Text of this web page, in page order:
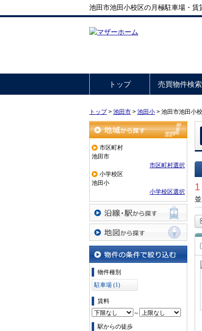
池田市池田小校区の月極駐車場・
トップ 売買物件検索
トップ> 池田市 > 池田小 > 池田市池田小
地域から探す
市区町村
池田市
市区町村選択
小学校区
池田小
小学校区選択
沿線・駅から探す
地図から探す
物件の条件で絞り込む
物件種別
駐車場 (1)
賃料
～
駅からの徒歩
1